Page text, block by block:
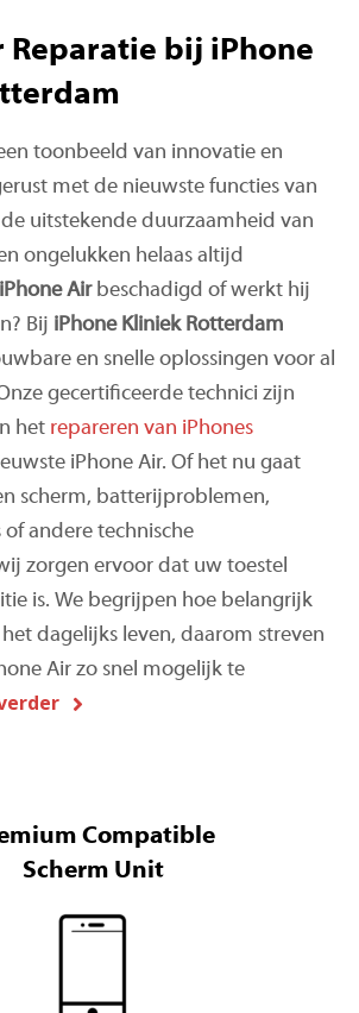
Reparatie bij iPhone
toonbeeld van innovatie en
met de nieuwste functies van
uitstekende duurzaamheid van
ongelukken helaas altijd
iPhone Airbeschadigd of werkt hij
Bij iPhone Kliniek Rotterdam
en snelle oplossingen voor al
gecertificeerde technici zijn
het repareren van iPhones
iPhone Air. Of het nu gaat
scherm, batterijproblemen,
of andere technische
zorgen ervoor dat uw toestel
is. We begrijpen hoe belangrijk
dagelijks leven, daarom streven
Air zo snel mogelijk te
Compatible
Scherm Unit